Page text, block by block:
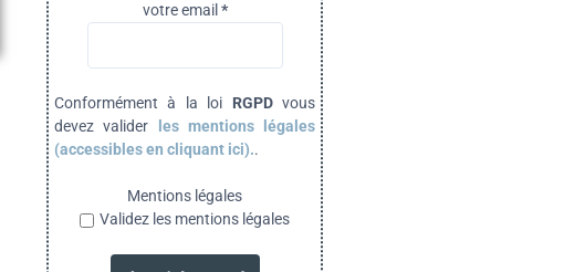
votre email *
Conformément à la loi RGPDvous
devez valider
les mentions légales
(accessibles en cliquant ici)..
Mentions légales
Validez les mentions légales